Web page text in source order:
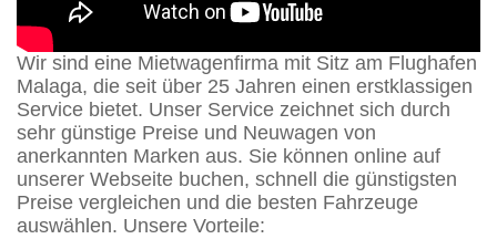
Wir sind eine Mietwagenfirma mit Sitz am Flughafen
Malaga, die seit über 25 Jahren einen erstklassigen
Service bietet. Unser Service zeichnet sich durch
sehr günstige Preise und Neuwagen von
anerkannten Marken aus. Sie können online auf
unserer Webseite buchen, schnell die günstigsten
Preise vergleichen und die besten Fahrzeuge
auswählen. Unsere Vorteile: